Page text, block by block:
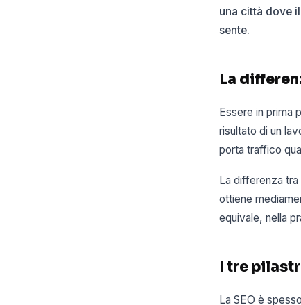
una città dove
sente.
La
Essere in prima
risultato di un
porta traffico
La differenza
ottiene
equivale, nella
I tre
La SEO è